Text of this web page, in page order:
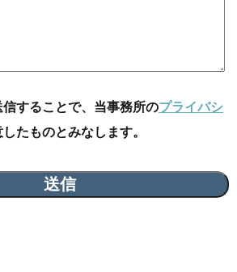
信することで、当事務所のプライバシ
たものとみなします。